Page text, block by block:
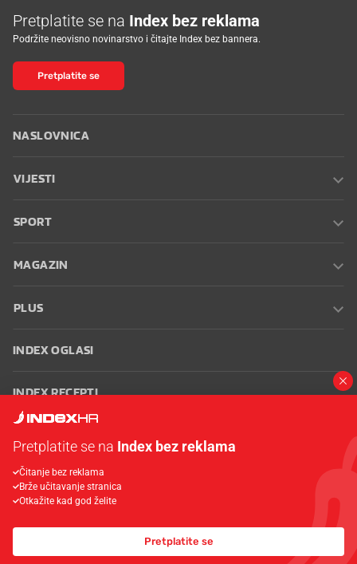
Pretplatite se na Index bez reklama
Podržite neovisno novinarstvo i čitajte Index bez bannera.
Pretplatite se
NASLOVNICA
VIJESTI
SPORT
MAGAZIN
PLUS
INDEX OGLASI
INDEX RECEPTI
Oglašavanje Zaposli se na Indexu
korištenja
Postavke kolačića
© 2026 Index
Pretplatite se na Index bez reklama
Čitanje bez reklama
Brže učitavanje stranica
Otkažite kad god želite
Pretplatite se